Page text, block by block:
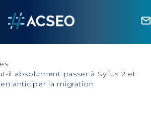
il absolument passer à Sylius 2 et
anticiper la migration